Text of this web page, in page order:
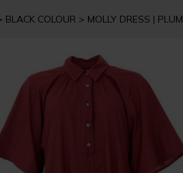
BLACK COLOUR MOLLY DRESS | PLUM